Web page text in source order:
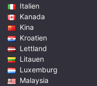
Italien
Kanada
Kina
Kroatien
Lettland
Litauen
Luxemburg
Malaysia